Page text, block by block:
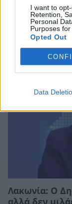
I want to
Retention,
Personal
Purposes for
Opted Out
Data
Σχετικά Άρθρα
Λακωνία: Ο
αλλά δεν